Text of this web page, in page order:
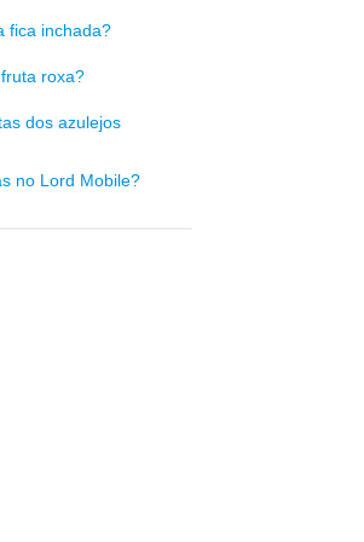
fica inchada?
roxa?
dos azulejos
no Lord Mobile?